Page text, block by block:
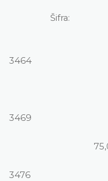
Šifra:
3464
3469
3476